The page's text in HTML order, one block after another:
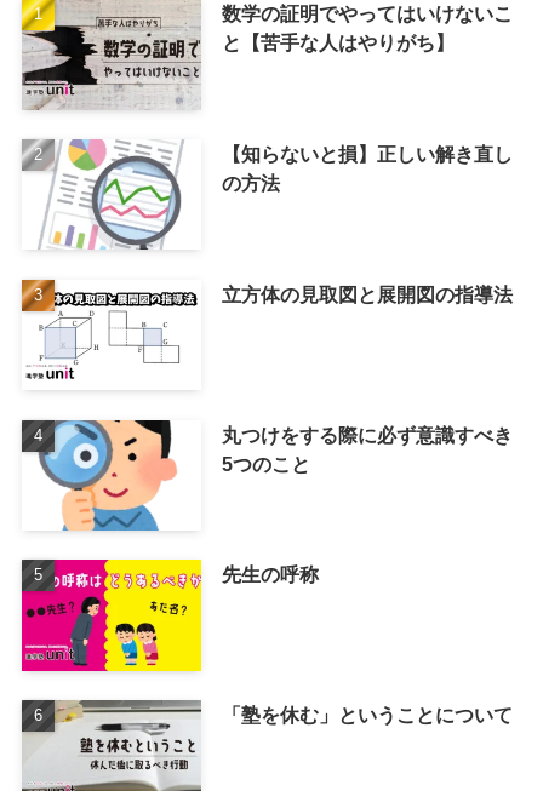
数学の証明でやってはいけないこ
と【苦手な人はやりがち】
【知らないと損】正しい解き直し
の方法
立方体の見取図と展開図の指導法
丸つけをする際に必ず意識すべき
5つのこと
先生の呼称
「塾を休む」ということについて